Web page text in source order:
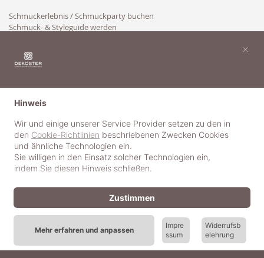
Schmuckerlebnis / Schmuckparty buchen
Schmuck- & Styleguide werden
© 2018-2025 dekoster GmbH
Hinweis
Wir und einige unserer Service Provider setzen zu den in
den Cookie-Richtlinien beschriebenen Zwecken Cookies
und ähnliche Technologien ein.
Sie willigen in den Einsatz solcher Technologien ein,
indem Sie diesen Hinweis schließen.
Mehr erfahren und anpassen
Impre
ssum
Widerrufsb
elehrung
Zustimmen
×